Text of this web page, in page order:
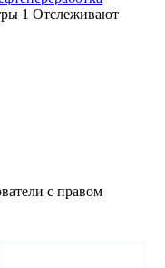
1 Отслеживают
с правом